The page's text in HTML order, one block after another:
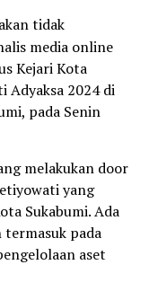
tidak
media online
Kejari Kota
Adyaksa 2024 di
pada Senin
melakukan door
yang
Sukabumi. Ada
termasuk pada
aset